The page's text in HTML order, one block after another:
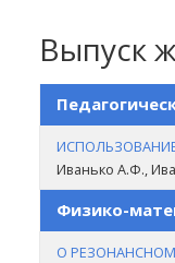
Выпуск
Иванько А.Ф.,
Физико-
О